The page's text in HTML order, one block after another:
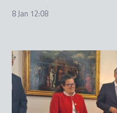
8 Jan 12:08